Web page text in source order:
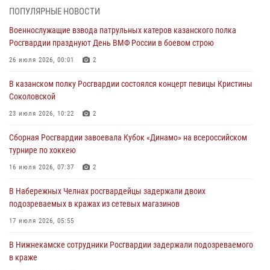
Татарстанские росгвардейцы завоевали «бронзу» в окружном этапе
24 июля 2026, 15:05 4
В казанском полку Росгвардии состоялся концерт певицы Кристины
23 июля 2026, 10:22
В Нижнекамске сотрудники Росгвардии задержали подозреваемого
23 июля 2026, 06:47
В Казани Росгвардия приняла участие в обеспечении безопасности
22 июля 2026, 07:41 6
ПОПУЛЯРНЫЕ НОВОСТИ
Военнослужащие взвода патрульных катеров казанского полка
Росгвардии празднуют День ВМФ России в боевом строю
26 июля 2026, 00:01 2
В казанском полку Росгвардии состоялся концерт певицы Кристины
Соколовской
23 июля 2026, 10:22 2
Сборная Росгвардии завоевала Кубок «Динамо» на всероссийском
турнире по хоккею
16 июля 2026, 07:37 2
В Набережных Челнах росгвардейцы задержали двоих
подозреваемых в кражах из сетевых магазинов
17 июля 2026, 05:55
В Нижнекамске сотрудники Росгвардии задержали подозреваемого
в краже